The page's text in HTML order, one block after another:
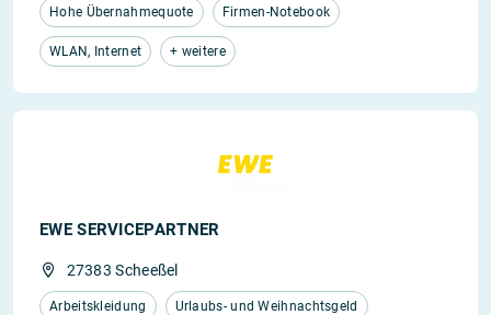
Hohe Übernahmequote Firmen-Notebook
WLAN, Internet + weitere
EWE SERVICEPARTNER
27383 Scheeßel
Arbeitskleidung Urlaubs- und Weihnachtsgeld